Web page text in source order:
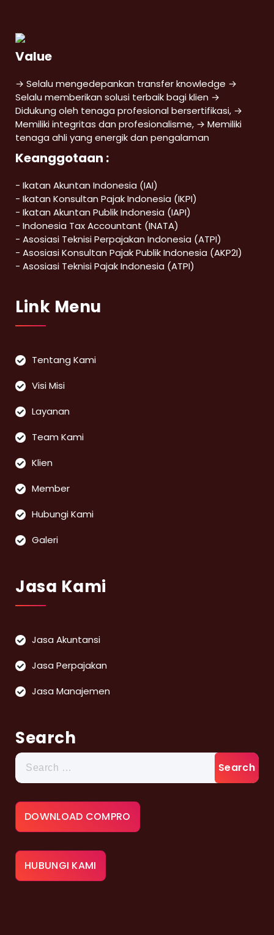
Value
→ Selalu mengedepankan transfer knowledge →
Selalu memberikan solusi terbaik bagi klien →
Didukung oleh tenaga profesional bersertifikasi, →
Memiliki integritas dan profesionalisme, → Memiliki
tenaga ahli yang energik dan pengalaman
Keanggotaan :
- Ikatan Akuntan Indonesia (IAI)
- Ikatan Konsultan Pajak Indonesia (IKPI)
- Ikatan Akuntan Publik Indonesia (IAPI)
- Indonesia Tax Accountant (INATA)
- Asosiasi Teknisi Perpajakan Indonesia (ATPI)
- Asosiasi Konsultan Pajak Publik Indonesia (AKP2I)
- Asosiasi Teknisi Pajak Indonesia (ATPI)
Link Menu
Tentang Kami
Visi Misi
Layanan
Team Kami
Klien
Member
Hubungi Kami
Galeri
Jasa Kami
Jasa Akuntansi
Jasa Perpajakan
Jasa Manajemen
Search
Search
for:
DOWNLOAD COMPRO
HUBUNGI KAMI